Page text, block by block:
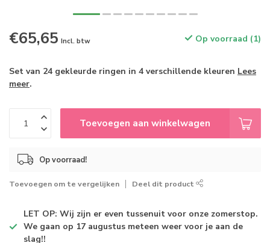
€65,65 Incl. btw Op voorraad (1)
Set van 24 gekleurde ringen in 4 verschillende kleuren Lees
meer.
Toevoegen aan winkelwagen
Op voorraad!
Toevoegen om te vergelijken Deel dit product
LET OP: Wij zijn er even tussenuit voor onze zomerstop.
We gaan op 17 augustus meteen weer voor je aan de
slag!!